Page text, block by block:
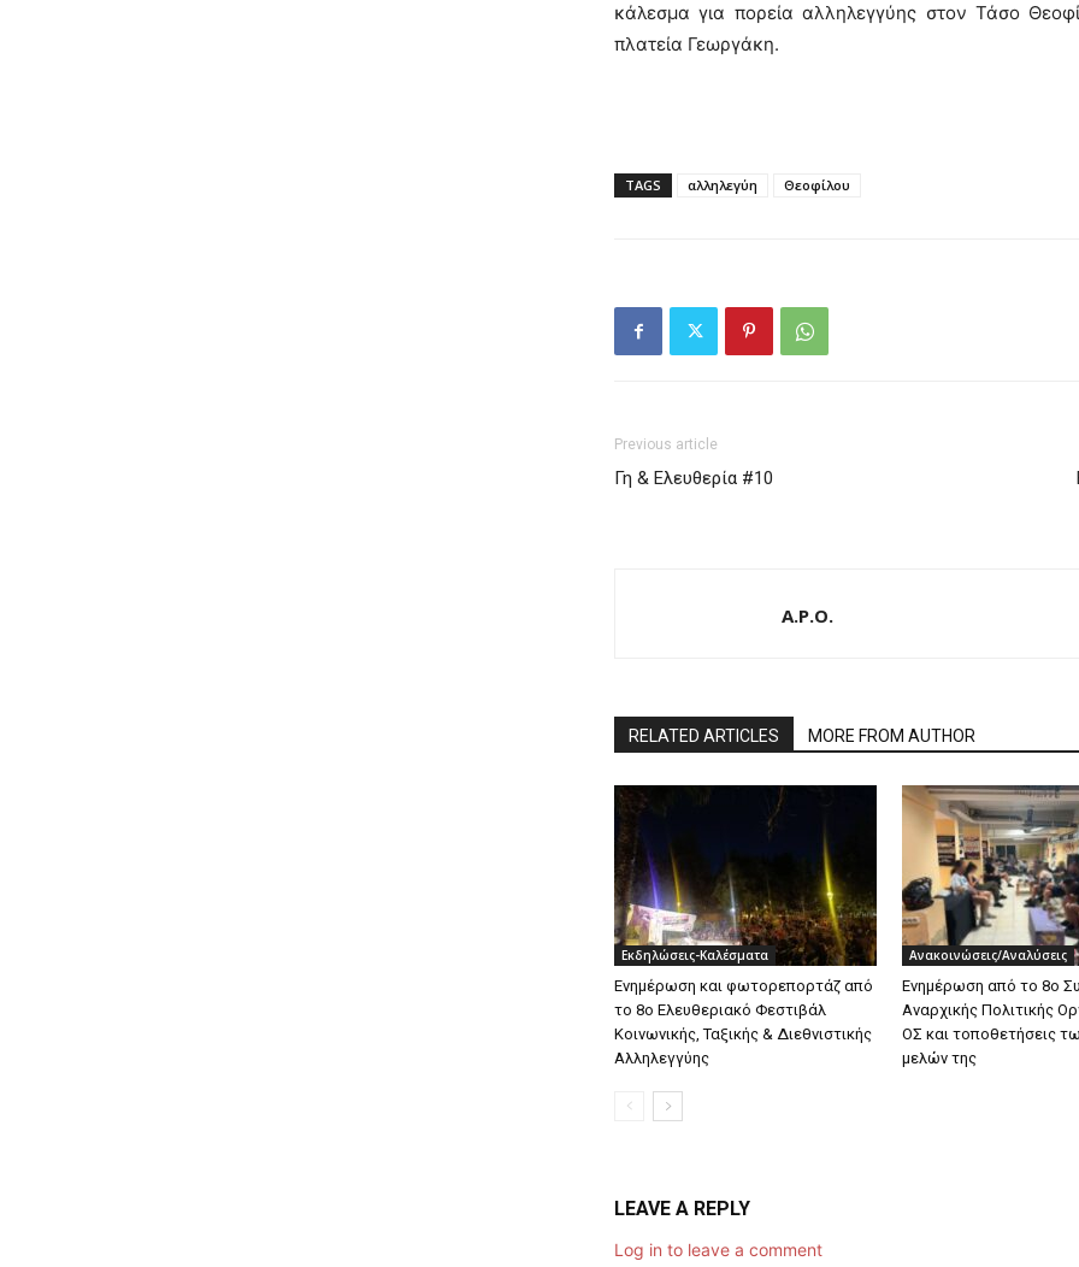
κάλεσμα για πορεία αλληλεγγύης στον Τάσο
πλατεία Γεωργάκη.
TAGS αλληλεγύη Θεοφίλου
Previous article
Γη & Ελευθερία #10
A.P.O.
RELATED ARTICLES MORE FROM AUTHOR
Εκδηλώσεις-Καλέσματα
Ενημέρωση και φωτορεπορτάζ από
το 8ο Ελευθεριακό Φεστιβάλ
Κοινωνικής, Ταξικής & Διεθνιστικής
Αλληλεγγύης
Ανακοινώσεις/Αναλύσεις
Ενημέρωση από το 8ο
Αναρχικής Πολιτικής
ΟΣ και τοποθετήσεις
μελών της
LEAVE A REPLY
Log in to leave a comment